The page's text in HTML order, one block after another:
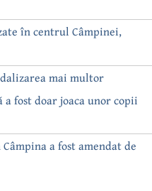
în centrul Câmpinei,
mai multor
fost doar joaca unor copii
a fost amendat de